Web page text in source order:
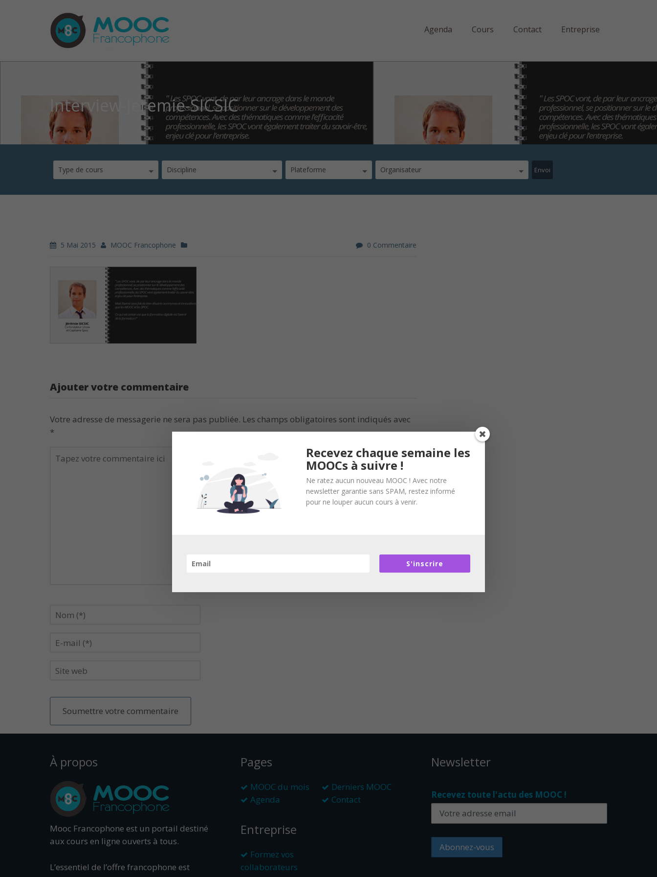
Agenda Cours Contact Entreprise
Interview-Jeremie-SICSIC
Type de cours Discipline Plateforme Organisateur
5 Mai 2015 MOOC Francophone 0 Commentaire
Ajouter votre commentaire
Votre adresse de messagerie ne sera pas publiée. Les champs obligatoires sont indiqués avec
*
À propos
Mooc Francophone est un portail destiné
aux cours en ligne ouverts à tous.
L’essentiel de l’offre francophone est
Pages
MOOC du mois
Derniers MOOC
Agenda
Contact
Entreprise
Formez vos
collaborateurs
Newsletter
Recevez toute l'actu des MOOC !
Recevez chaque semaine les
MOOCs à suivre !
Ne ratez aucun nouveau MOOC ! Avec notre
newsletter garantie sans SPAM, restez informé
pour ne louper aucun cours à venir.
S'inscrire